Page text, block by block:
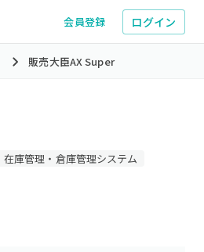
会員登録 ログイン
販売大臣AX Super
在庫管理・倉庫管理システム